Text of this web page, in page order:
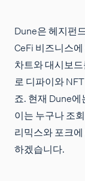
Dune은 헤지펀
CeFi 비즈니스
차트와 대시보
로 디파이와
죠. 현재 Dune
이는 누구나 조
리믹스와 포크
하겠습니다.